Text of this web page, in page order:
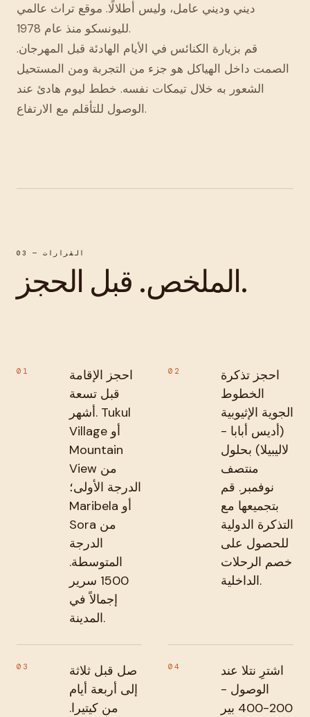
ديني وديني عامل، وليس أطلالًا. موقع تراث عالمي
لليونسكو منذ عام 1978.
قم بزيارة الكنائس في الأيام الهادئة قبل المهرجان.
الصمت داخل الهياكل هو جزء من التجربة ومن المستحيل
الشعور به خلال تيمكات نفسه. خطط ليوم هادئ عند
الوصول للتأقلم مع الارتفاع.
03 — القرارات
الملخص. قبل الحجز.
01
احجز الإقامة
قبل تسعة
أشهر. Tukul
Village أو
Mountain
View من
الدرجة الأولى؛
Maribela أو
Sora من
الدرجة
المتوسطة.
1500 سرير
إجمالاً في
المدينة.
02
احجز تذكرة
الخطوط
الجوية الإثيوبية
(أديس أبابا -
لاليبيلا) بحلول
منتصف
نوفمبر. قم
بتجميعها مع
التذكرة الدولية
للحصول على
خصم الرحلات
الداخلية.
03
صل قبل ثلاثة
إلى أربعة أيام
من كيتيرا.
04
اشترِ نتلا عند
الوصول -
200-400 بير